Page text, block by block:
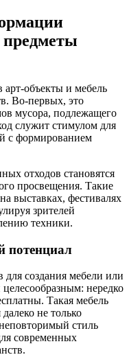
предметы
объекты и мебель
Во-первых, это
мусора, подлежащего
служит стимулом для
с формированием
отходов становятся
просвещения. Такие
выставках, фестивалях
зрителей
техники.
потенциал
для создания мебели или
нередко
Такая мебель
не только
стиль
современных